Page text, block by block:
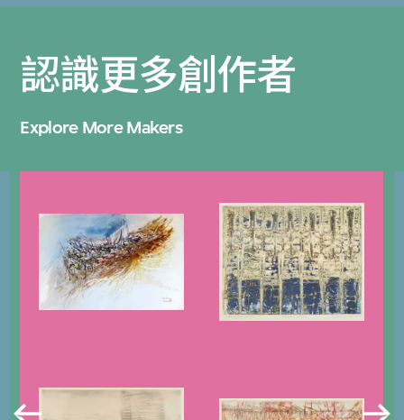
認識更多創作者
Explore More Makers